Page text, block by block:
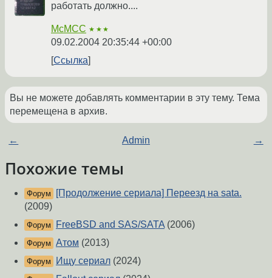
работать должно....
McMCC ★★★
09.02.2004 20:35:44 +00:00
Ссылка
Вы не можете добавлять комментарии в эту тему. Тема
перемещена в архив.
← Admin →
Похожие темы
Форум
[Продолжение сериала] Переезд на sata.
(2009)
Форум FreeBSD and SAS/SATA (2006)
Форум Атом (2013)
Форум Ищу сериал (2024)